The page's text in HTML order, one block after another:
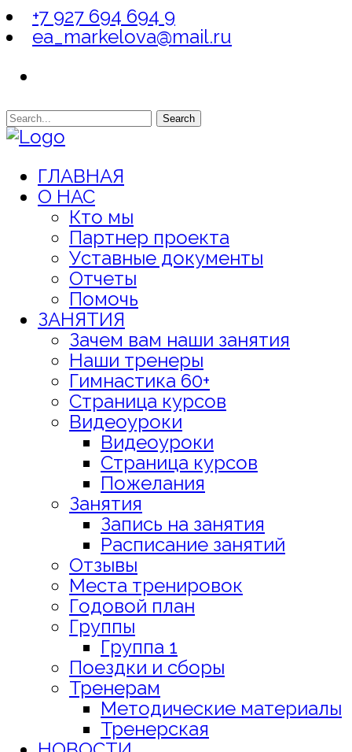
+7 927 694 694 9
ea_markelova@mail.ru
Search
ГЛАВНАЯ
О НАС
Кто мы
Партнер проекта
Уставные документы
Отчеты
Помочь
ЗАНЯТИЯ
Зачем вам наши занятия
Наши тренеры
Гимнастика 60+
Страница курсов
Видеоуроки
Видеоуроки
Страница курсов
Пожелания
Занятия
Запись на занятия
Расписание занятий
Отзывы
Места тренировок
Годовой план
Группы
Группа 1
Поездки и сборы
Тренерам
Методические материалы
Тренерская